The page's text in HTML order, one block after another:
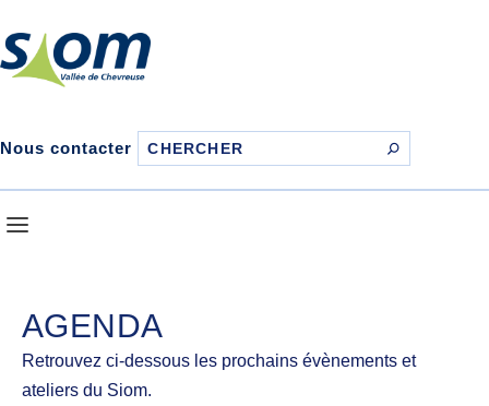
Nous contacter
AGENDA
Retrouvez ci-dessous les prochains évènements et
ateliers du Siom.